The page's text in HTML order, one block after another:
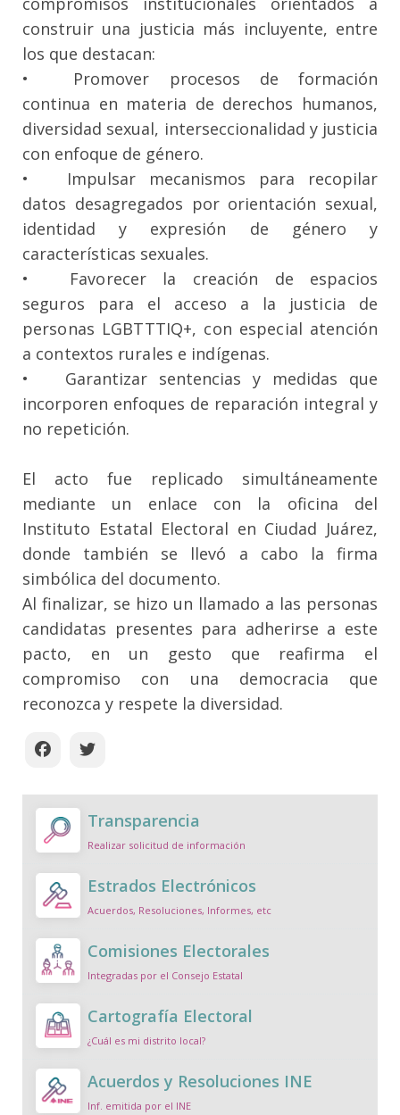
construir una justicia más incluyente, entre
los que destacan:
•
Promover procesos de formación
continua en materia de derechos humanos,
diversidad sexual, interseccionalidad y justicia
con enfoque de género.
•
Impulsar mecanismos para recopilar
datos desagregados por orientación sexual,
identidad y expresión de género y
características sexuales.
•
Favorecer la creación de espacios
seguros para el acceso a la justicia de
personas LGBTTTIQ+, con especial atención
a contextos rurales e indígenas.
•
Garantizar sentencias y medidas que
incorporen enfoques de reparación integral y
no repetición.
El acto fue replicado simultáneamente
mediante un enlace con la oficina del
Instituto Estatal Electoral en Ciudad Juárez,
donde también se llevó a cabo la firma
simbólica del documento.
Al finalizar, se hizo un llamado a las personas
candidatas presentes para adherirse a este
pacto, en un gesto que reafirma el
compromiso con una democracia que
reconozca y respete la diversidad.
Transparencia
Realizar solicitud de información
Estrados Electrónicos
Acuerdos, Resoluciones, Informes, etc
Comisiones Electorales
Integradas por el Consejo Estatal
Cartografía Electoral
¿Cuál es mi distrito local?
Acuerdos y Resoluciones INE
Inf. emitida por el INE